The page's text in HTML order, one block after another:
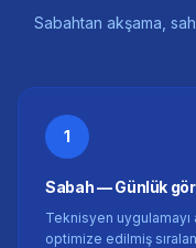
Sabahtan akşama,
1
Sabah — Günlük
Teknisyen uygulamayı
optimize edilmiş